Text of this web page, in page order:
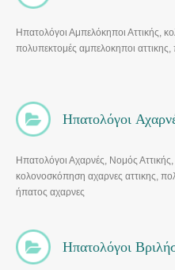
Ηπατολόγοι Αμπελόκηποι Αττικής,
πολυπεκτομές αμπελοκηποι
Ηπατολόγοι
Ηπατολόγοι Αχαρνές, Νομός Αττικής,
κολονοσκόπηση αχαρνες αττικης,
ήπατος αχαρνες
Ηπατολόγοι